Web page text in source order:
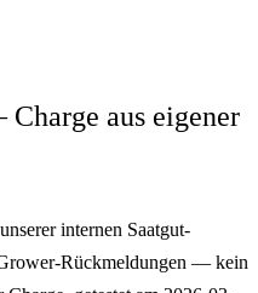
aus eigener
internen Saatgut-
Rückmeldungen — kein